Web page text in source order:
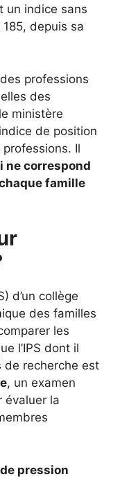
un indice sans
depuis sa
professions
des
ministère
de position
Il
ne correspond
famille
d’un collège
des familles
les
l’IPS dont il
de recherche est
, un examen
évaluer la
pression